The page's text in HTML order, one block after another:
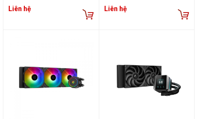
Black
Liên hệ
Màn Hình Hiển Thị)
Liên hệ